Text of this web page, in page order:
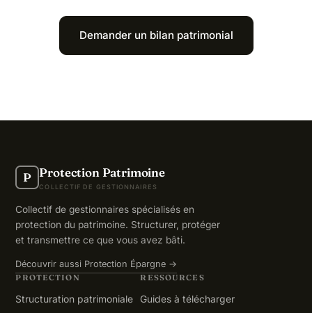
Demander un bilan patrimonial
P Protection Patrimoine
COLLECTIF DE GESTIONNAIRES
Collectif de gestionnaires spécialisés en
protection du patrimoine. Structurer, protéger
et transmettre ce que vous avez bâti.
Découvrir aussi Protection Épargne →
PROTECTION
Structuration patrimoniale
RESSOURCES
Guides à télécharger